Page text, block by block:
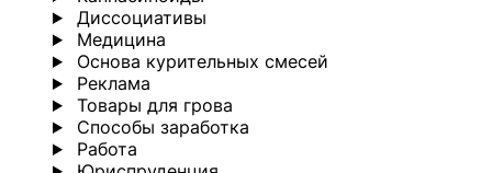
Диссоциативы
Медицина
Основа курительных смесей
Реклама
Товары для грова
Способы заработка
Работа